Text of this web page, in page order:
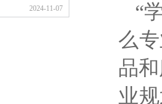
2024-11-07
“
么
品
业